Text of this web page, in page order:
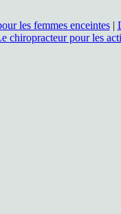
les femmes enceintes |
chiropracteur pour les